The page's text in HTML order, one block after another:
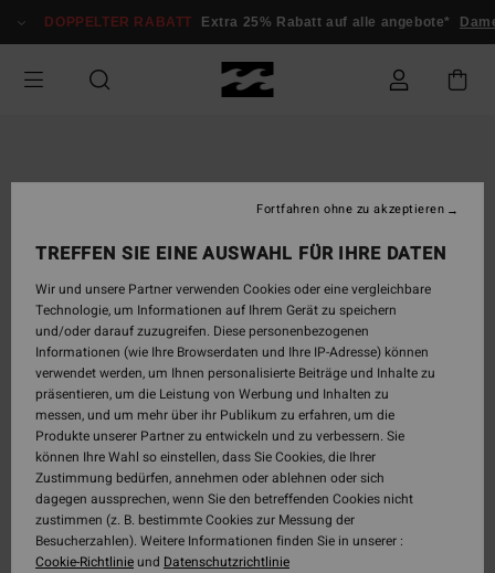
zur
springen
DOPPELTER RABATT Extra 25% Rabatt auf alle angebote*
TREFFEN SIE EINE AUSWAHL FÜR IHRE DATEN
Wir und unsere Partner verwenden Cookies oder eine vergleichbare
Technologie, um Informationen auf Ihrem Gerät zu speichern
und/oder darauf zuzugreifen. Diese personenbezogenen
Informationen (wie Ihre Browserdaten und Ihre IP-Adresse) können
verwendet werden, um Ihnen personalisierte Beiträge und Inhalte zu
präsentieren, um die Leistung von Werbung und Inhalten zu
messen, und um mehr über ihr Publikum zu erfahren, um die
Produkte unserer Partner zu entwickeln und zu verbessern. Sie
können Ihre Wahl so einstellen, dass Sie Cookies, die Ihrer
Zustimmung bedürfen, annehmen oder ablehnen oder sich
dagegen aussprechen, wenn Sie den betreffenden Cookies nicht
zustimmen (z. B. bestimmte Cookies zur Messung der
Besucherzahlen). Weitere Informationen finden Sie in unserer :
Cookie-Richtlinieund Datenschutzrichtlinie
Fortfahren ohne zu akzeptieren